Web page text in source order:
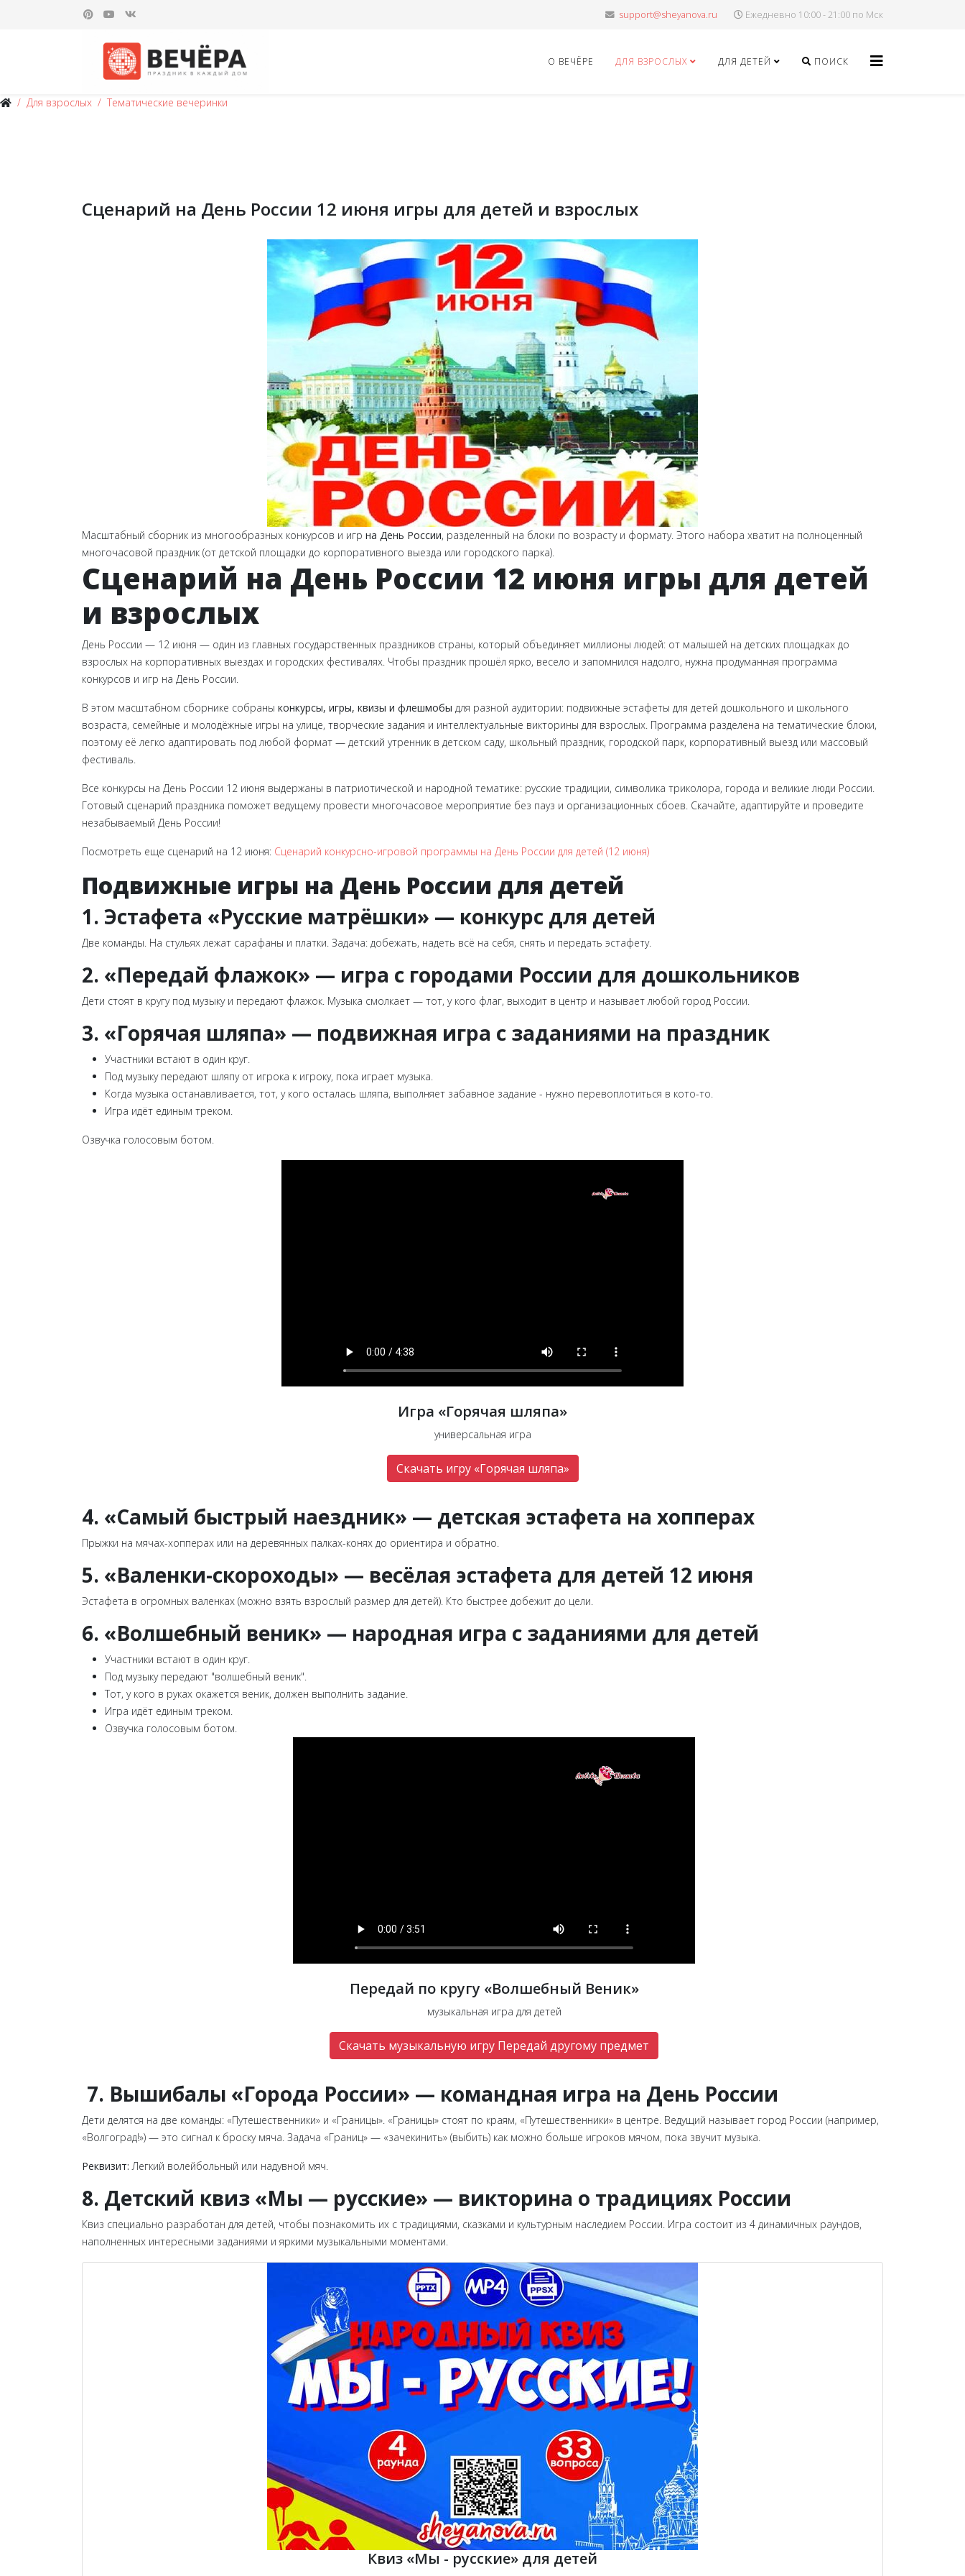
Ежедневно 10:00 - 21:00 по Мск
О ВЕЧЁРЕ ДЛЯ ВЗРОСЛЫХ ДЛЯ ДЕТЕЙ ПОИСК
Для взрослых Тематические вечеринки
Сценарий на День России 12 июня игры для детей и взрослых
Масштабный сборник из многообразных конкурсов и игр на День России, разделенный на блоки по возрасту и формату. Этого набора хватит на полноценный
многочасовой праздник (от детской площадки до корпоративного выезда или городского парка).
Сценарий на День России 12 июня игры для детей
и взрослых
День России — 12 июня — один из главных государственных праздников страны, который объединяет миллионы людей: от малышей на детских площадках до
взрослых на корпоративных выездах и городских фестивалях. Чтобы праздник прошёл ярко, весело и запомнился надолго, нужна продуманная программа
конкурсов и игр на День России.
В этом масштабном сборнике собраны конкурсы, игры, квизы и флешмобы для разной аудитории: подвижные эстафеты для детей дошкольного и школьного
возраста, семейные и молодёжные игры на улице, творческие задания и интеллектуальные викторины для взрослых. Программа разделена на тематические блоки,
поэтому её легко адаптировать под любой формат — детский утренник в детском саду, школьный праздник, городской парк, корпоративный выезд или массовый
фестиваль.
Все конкурсы на День России 12 июня выдержаны в патриотической и народной тематике: русские традиции, символика триколора, города и великие люди России.
Готовый сценарий праздника поможет ведущему провести многочасовое мероприятие без пауз и организационных сбоев. Скачайте, адаптируйте и проведите
незабываемый День России!
Посмотреть еще сценарий на 12 июня: Сценарий конкурсно-игровой программы на День России для детей (12 июня)
Подвижные игры на День России для детей
1. Эстафета «Русские матрёшки» — конкурс для детей
Две команды. На стульях лежат сарафаны и платки. Задача: добежать, надеть всё на себя, снять и передать эстафету.
2. «Передай флажок» — игра с городами России для дошкольников
Дети стоят в кругу под музыку и передают флажок. Музыка смолкает — тот, у кого флаг, выходит в центр и называет любой город России.
3. «Горячая шляпа» — подвижная игра с заданиями на праздник
Участники встают в один круг.
Под музыку передают шляпу от игрока к игроку, пока играет музыка.
Когда музыка останавливается, тот, у кого осталась шляпа, выполняет забавное задание - нужно перевоплотиться в кото-то.
Игра идёт единым треком.
Озвучка голосовым ботом.
Игра «Горячая шляпа»
универсальная игра
Скачать игру «Горячая шляпа»
4. «Самый быстрый наездник» — детская эстафета на хопперах
Прыжки на мячах-хопперах или на деревянных палках-конях до ориентира и обратно.
5. «Валенки-скороходы» — весёлая эстафета для детей 12 июня
Эстафета в огромных валенках (можно взять взрослый размер для детей). Кто быстрее добежит до цели.
6. «Волшебный веник» — народная игра с заданиями для детей
Участники встают в один круг.
Под музыку передают "волшебный веник".
Тот, у кого в руках окажется веник, должен выполнить задание.
Игра идёт единым треком.
Озвучка голосовым ботом.
Передай по кругу «Волшебный Веник»
музыкальная игра для детей
Скачать музыкальную игру Передай другому предмет
7. Вышибалы «Города России» — командная игра на День России
Дети делятся на две команды: «Путешественники» и «Границы». «Границы» стоят по краям, «Путешественники» в центре. Ведущий называет город России (например,
«Волгоград!») — это сигнал к броску мяча. Задача «Границ» — «зачекинить» (выбить) как можно больше игроков мячом, пока звучит музыка.
Реквизит: Легкий волейбольный или надувной мяч.
8. Детский квиз «Мы — русские» — викторина о традициях России
Квиз специально разработан для детей, чтобы познакомить их с традициями, сказками и культурным наследием России. Игра состоит из 4 динамичных раундов,
наполненных интересными заданиями и яркими музыкальными моментами.
Квиз «Мы - русские» для детей